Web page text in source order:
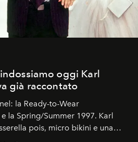
oggi Karl
già raccontato
la Ready-to-Wear
la Spring/Summer 1997. Karl
pois, micro bikini e una